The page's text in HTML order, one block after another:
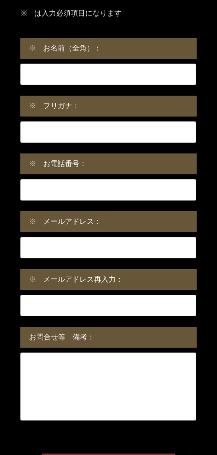
※ は入力必須項目になります
※ お名前（全角）：
※ フリガナ：
※ お電話番号：
※ メールアドレス：
※ メールアドレス再入力：
お問合せ等 備考：